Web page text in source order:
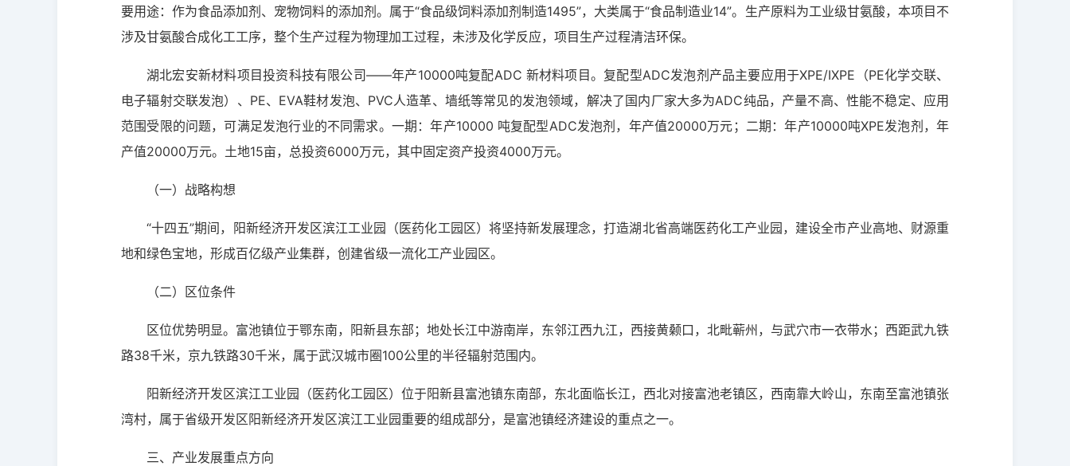
要用途：作为食品添加剂、宠物饲料的添加剂。属于“食品级饲料添加剂制造1495”，大类属于“食品制造业14”。生产原料为工业级甘氨酸，本项目不
涉及甘氨酸合成化工工序，整个生产过程为物理加工过程，未涉及化学反应，项目生产过程清洁环保。
湖北宏安新材料项目投资科技有限公司——年产10000吨复配ADC 新材料项目。复配型ADC发泡剂产品主要应用于XPE/IXPE（PE化学交联、
电子辐射交联发泡）、PE、EVA鞋材发泡、PVC人造革、墙纸等常见的发泡领域，解决了国内厂家大多为ADC纯品，产量不高、性能不稳定、应用
范围受限的问题，可满足发泡行业的不同需求。一期：年产10000 吨复配型ADC发泡剂，年产值20000万元；二期：年产10000吨XPE发泡剂，年
产值20000万元。土地15亩，总投资6000万元，其中固定资产投资4000万元。
（一）战略构想
“十四五”期间，阳新经济开发区滨江工业园（医药化工园区）将坚持新发展理念，打造湖北省高端医药化工产业园，建设全市产业高地、财源重
地和绿色宝地，形成百亿级产业集群，创建省级一流化工产业园区。
（二）区位条件
区位优势明显。富池镇位于鄂东南，阳新县东部；地处长江中游南岸，东邻江西九江，西接黄颡口，北毗蕲州，与武穴市一衣带水；西距武九铁
路38千米，京九铁路30千米，属于武汉城市圈100公里的半径辐射范围内。
阳新经济开发区滨江工业园（医药化工园区）位于阳新县富池镇东南部，东北面临长江，西北对接富池老镇区，西南靠大岭山，东南至富池镇张
湾村，属于省级开发区阳新经济开发区滨江工业园重要的组成部分，是富池镇经济建设的重点之一。
三、产业发展重点方向